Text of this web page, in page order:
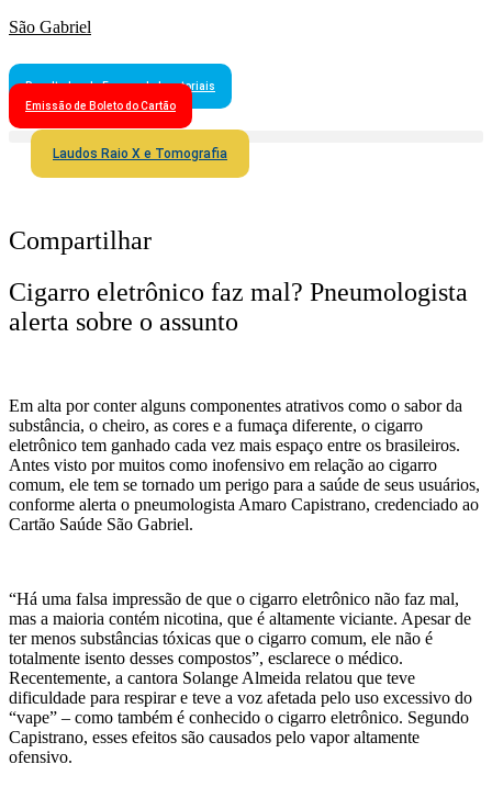
São Gabriel
Resultados de Exames Laboratoriais
Emissão de Boleto do Cartão
Laudos Raio X e Tomografia
Compartilhar
Cigarro eletrônico faz mal? Pneumologista
alerta sobre o assunto
Em alta por conter alguns componentes atrativos como o sabor da
substância, o cheiro, as cores e a fumaça diferente, o cigarro
eletrônico tem ganhado cada vez mais espaço entre os brasileiros.
Antes visto por muitos como inofensivo em relação ao cigarro
comum, ele tem se tornado um perigo para a saúde de seus usuários,
conforme alerta o pneumologista Amaro Capistrano, credenciado ao
Cartão Saúde São Gabriel.
“Há uma falsa impressão de que o cigarro eletrônico não faz mal,
mas a maioria contém nicotina, que é altamente viciante. Apesar de
ter menos substâncias tóxicas que o cigarro comum, ele não é
totalmente isento desses compostos”, esclarece o médico.
Recentemente, a cantora Solange Almeida relatou que teve
dificuldade para respirar e teve a voz afetada pelo uso excessivo do
“vape” – como também é conhecido o cigarro eletrônico. Segundo
Capistrano, esses efeitos são causados pelo vapor altamente
ofensivo.